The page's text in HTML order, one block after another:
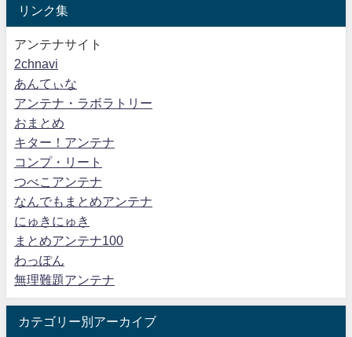
リンク集
アンテナサイト
2chnavi
あんてぃな
アンテナ・ラボラトリー
おまとめ
キター！アンテナ
コンプ・リート
つべこアンテナ
なんでもまとめアンテナ
にゅきにゅき
まとめアンテナ100
わっぽん
無理難題アンテナ
カテゴリー別アーカイブ